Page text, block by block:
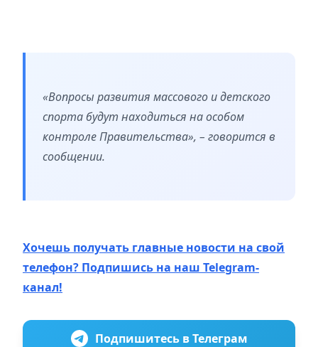
«Вопросы развития массового и детского
спорта будут находиться на особом
контроле Правительства», – говорится в
сообщении.
Хочешь получать главные новости на свой
телефон? Подпишись на наш Telegram-
канал!
Подпишитесь в Телеграм